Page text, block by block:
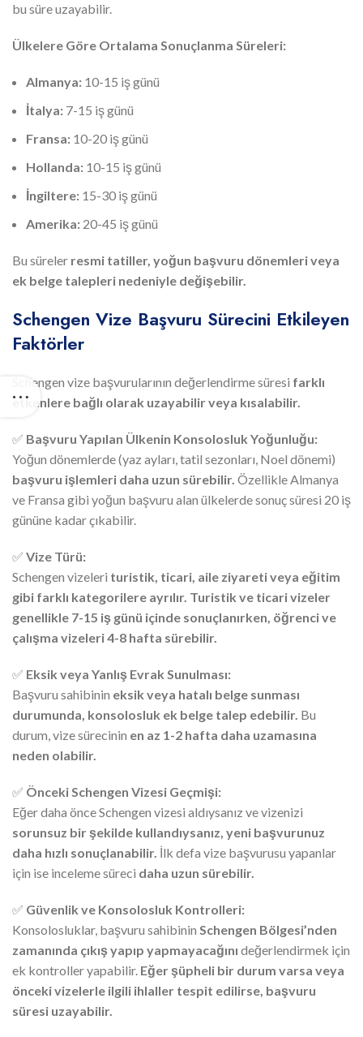
bu süre uzayabilir.
Ülkelere Göre Ortalama Sonuçlanma Süreleri:
Almanya: 10-15 iş günü
İtalya: 7-15 iş günü
Fransa: 10-20 iş günü
Hollanda: 10-15 iş günü
İngiltere: 15-30 iş günü
Amerika: 20-45 iş günü
Bu süreler resmi tatiller, yoğun başvuru dönemleri veya
ek belge talepleri nedeniyle değişebilir.
Schengen Vize Başvuru Sürecini Etkileyen
Faktörler
Schengen vize başvurularının değerlendirme süresi farklı
etkenlere bağlı olarak uzayabilir veya kısalabilir.
✅ Başvuru Yapılan Ülkenin Konsolosluk Yoğunluğu:
Yoğun dönemlerde (yaz ayları, tatil sezonları, Noel dönemi)
başvuru işlemleri daha uzun sürebilir. Özellikle Almanya
ve Fransa gibi yoğun başvuru alan ülkelerde sonuç süresi 20 iş
gününe kadar çıkabilir.
✅ Vize Türü:
Schengen vizeleri turistik, ticari, aile ziyareti veya eğitim
gibi farklı kategorilere ayrılır. Turistik ve ticari vizeler
genellikle 7-15 iş günü içinde sonuçlanırken, öğrenci ve
çalışma vizeleri 4-8 hafta sürebilir.
✅ Eksik veya Yanlış Evrak Sunulması:
Başvuru sahibinin eksik veya hatalı belge sunması
durumunda, konsolosluk ek belge talep edebilir. Bu
durum, vize sürecinin en az 1-2 hafta daha uzamasına
neden olabilir.
✅ Önceki Schengen Vizesi Geçmişi:
Eğer daha önce Schengen vizesi aldıysanız ve vizenizi
sorunsuz bir şekilde kullandıysanız, yeni başvurunuz
daha hızlı sonuçlanabilir. İlk defa vize başvurusu yapanlar
için ise inceleme süreci daha uzun sürebilir.
✅ Güvenlik ve Konsolosluk Kontrolleri:
Konsolosluklar, başvuru sahibinin Schengen Bölgesi’nden
zamanında çıkış yapıp yapmayacağını değerlendirmek için
ek kontroller yapabilir. Eğer şüpheli bir durum varsa veya
önceki vizelerle ilgili ihlaller tespit edilirse, başvuru
süresi uzayabilir.